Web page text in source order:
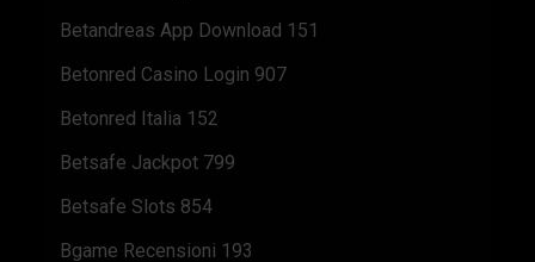
Betandreas App Download 151
Betonred Casino Login 907
Betonred Italia 152
Betsafe Jackpot 799
Betsafe Slots 854
Bgame Recensioni 193